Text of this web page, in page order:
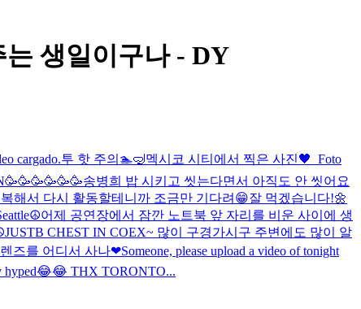
는 생일이구나 - DY
cargado.투 핫 주의🏊🤿멕시코 시티에서 찍은 사진🖤 Foto
송병희 밥 시키고 씻는다면서 아직도 안 씻어요
해서 다시 활동할테니까 조금만 기다려😁잘 먹겠습니다!🌼
어제 공연장에서 잠깐 노트북 앞 자리를 비운 사이에 생
JUSTB CHEST IN COEX~ 많이 구경가시구 주변에도 많이 알
즈를 어디서 사나❤Someone, please upload a video of tonight
hyped😂😂 THX TORONTO...